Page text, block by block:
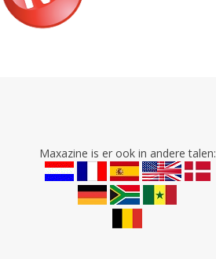
Maxazine is er ook in andere talen: